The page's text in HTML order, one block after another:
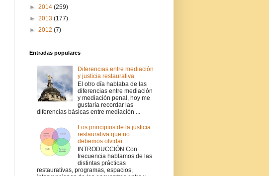
► 2014 (259)
► 2013 (177)
► 2012 (7)
Entradas populares
Diferencias entre mediación
y justicia restaurativa
El otro día hablaba de las
diferencias entre mediación
y mediación penal, hoy me
gustaría recordar las
diferencias básicas entre mediación ...
Los principios de la justicia
restaurativa que no
debemos olvidar
INTRODUCCIÓN Con
frecuencia hablamos de las
distintas prácticas
restaurativas, programas, espacios,